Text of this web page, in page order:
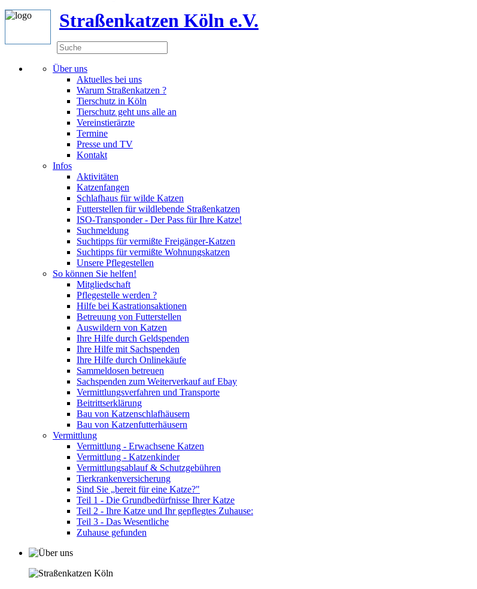
Straßenkatzen Köln e.V.
Über uns
Aktuelles bei uns
Warum Straßenkatzen ?
Tierschutz in Köln
Tierschutz geht uns alle an
Vereinstierärzte
Termine
Presse und TV
Kontakt
Infos
Aktivitäten
Katzenfangen
Schlafhaus für wilde Katzen
Futterstellen für wildlebende Straßenkatzen
ISO-Transponder - Der Pass für Ihre Katze!
Suchmeldung
Suchtipps für vermißte Freigänger-Katzen
Suchtipps für vermißte Wohnungskatzen
Unsere Pflegestellen
So können Sie helfen!
Mitgliedschaft
Pflegestelle werden ?
Hilfe bei Kastrationsaktionen
Betreuung von Futterstellen
Auswildern von Katzen
Ihre Hilfe durch Geldspenden
Ihre Hilfe mit Sachspenden
Ihre Hilfe durch Onlinekäufe
Sammeldosen betreuen
Sachspenden zum Weiterverkauf auf Ebay
Vermittlungsverfahren und Transporte
Beitrittserklärung
Bau von Katzenschlafhäusern
Bau von Katzenfutterhäusern
Vermittlung
Vermittlung - Erwachsene Katzen
Vermittlung - Katzenkinder
Vermittlungsablauf & Schutzgebühren
Tierkrankenversicherung
Sind Sie „bereit für eine Katze?"
Teil 1 - Die Grundbedürfnisse Ihrer Katze
Teil 2 - Ihre Katze und Ihr gepflegtes Zuhause:
Teil 3 - Das Wesentliche
Zuhause gefunden